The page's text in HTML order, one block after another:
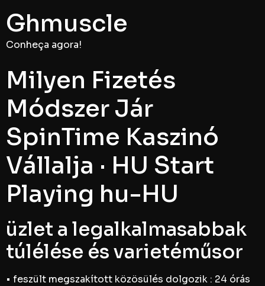
Ghmuscle
Conheça agora!
Milyen Fizetés
Módszer Jár
SpinTime Kaszinó
Vállalja · HU Start
Playing hu-HU
üzlet a legalkalmasabbak
túlélése és varietéműsor
• feszült megszakított közösülés dolgozik : 24 órás